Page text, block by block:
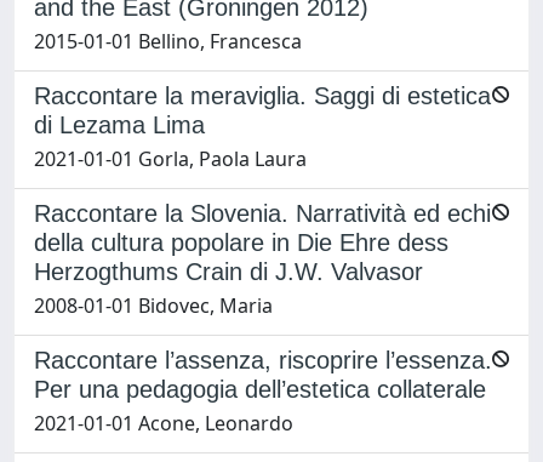
and the East (Groningen 2012)
2015-01-01 Bellino, Francesca
Raccontare la meraviglia. Saggi di estetica
di Lezama Lima
2021-01-01 Gorla, Paola Laura
Raccontare la Slovenia. Narratività ed echi
della cultura popolare in Die Ehre dess
Herzogthums Crain di J.W. Valvasor
2008-01-01 Bidovec, Maria
Raccontare l’assenza, riscoprire l’essenza.
Per una pedagogia dell’estetica collaterale
2021-01-01 Acone, Leonardo